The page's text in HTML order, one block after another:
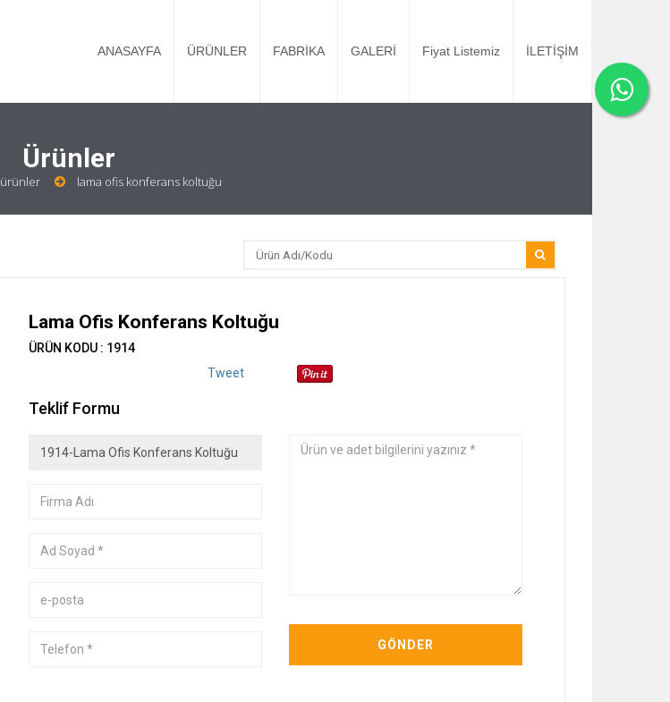
ANASAYFA ÜRÜNLER FABRİKA GALERİ Fiyat Listemiz İLETİŞİM
Ürünler
ürünler lama ofis konferans koltuğu
Lama Ofis Konferans Koltuğu
ÜRÜN KODU : 1914
Tweet
Teklif Formu